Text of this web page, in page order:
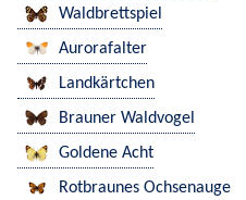
Waldbrettspiel
Aurorafalter
Landkärtchen
Brauner Waldvogel
Goldene Acht
Rotbraunes Ochsenauge